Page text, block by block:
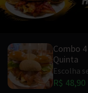
Combo
Quinta
Escolha
R$ 48,90